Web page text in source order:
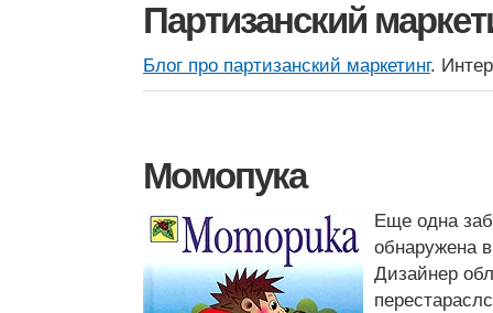
Партизанский
Блог про партизанский маркетинг.
Момопука
Еще одна
обнаружена
Дизайнер